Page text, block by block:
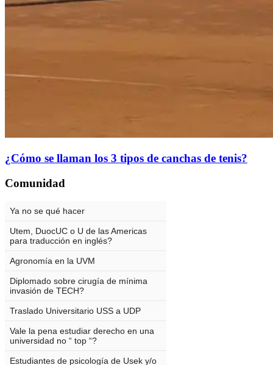
¿Cómo se llaman los 3 tipos de canchas de tenis?
Comunidad